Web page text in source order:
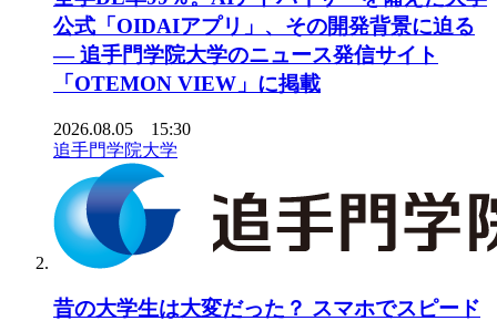
公式「OIDAIアプリ」、その開発背景に迫る
― 追手門学院大学のニュース発信サイト
「OTEMON VIEW」に掲載
2026.08.05 15:30
追手門学院大学
昔の大学生は大変だった？ スマホでスピード